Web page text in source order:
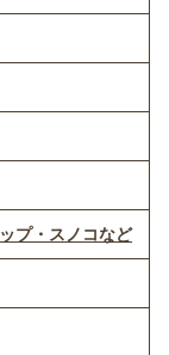
プ・スノコなど